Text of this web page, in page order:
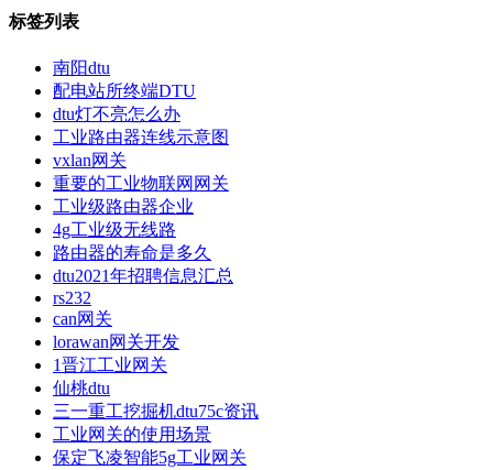
标签列表
南阳dtu
配电站所终端DTU
dtu灯不亮怎么办
工业路由器连线示意图
vxlan网关
重要的工业物联网网关
工业级路由器企业
4g工业级无线路
路由器的寿命是多久
dtu2021年招聘信息汇总
rs232
can网关
lorawan网关开发
1晋江工业网关
仙桃dtu
三一重工挖掘机dtu75c资讯
工业网关的使用场景
保定飞凌智能5g工业网关